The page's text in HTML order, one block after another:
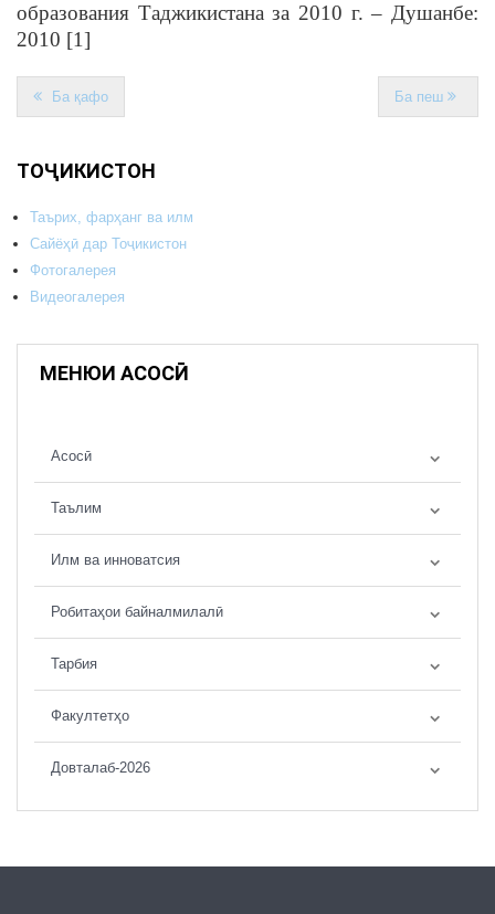
образования Таджикистана за 2010 г. – Душанбе:
2010 [1]
Ба қафо Ба пеш
ТОҶИКИСТОН
Таърих, фарҳанг ва илм
Сайёҳӣ дар Тоҷикистон
Фотогалерея
Видеогалерея
МЕНЮИ АСОСӢ
Асосӣ
Таълим
Илм ва инноватсия
Робитаҳои байналмилалӣ
Тарбия
Факултетҳо
Довталаб-2026